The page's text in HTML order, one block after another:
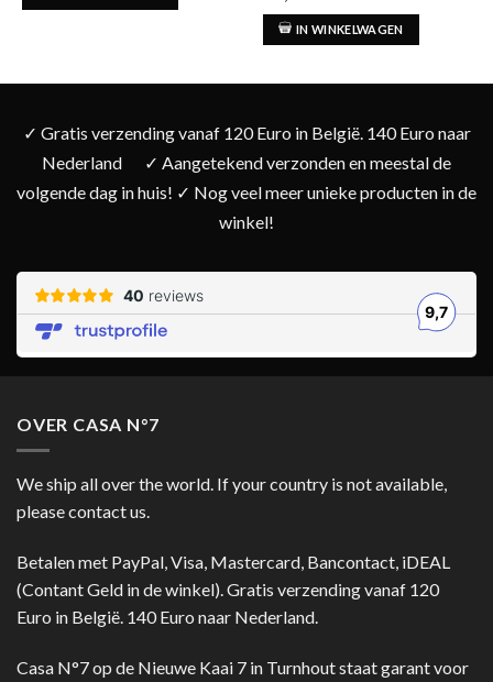
5.00uit 5
IN WINKELWAGEN
✓ Gratis verzending vanaf 120 Euro in België. 140 Euro naar
Nederland
✓ Aangetekend verzonden en meestal de
volgende dag in huis! ✓ Nog veel meer unieke producten in de
winkel!
OVER CASA N°7
We ship all over the world. If your country is not available,
please contact us.
Betalen met PayPal, Visa, Mastercard, Bancontact, iDEAL
(Contant Geld in de winkel). Gratis verzending vanaf 120
Euro in België. 140 Euro naar Nederland.
Casa N°7 op de Nieuwe Kaai 7 in Turnhout staat garant voor